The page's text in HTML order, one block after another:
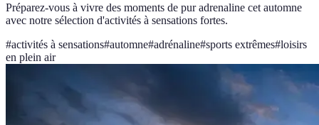
Préparez-vous à vivre des moments de pur adrenaline cet automne
avec notre sélection d'activités à sensations fortes.
#activités à sensations#automne#adrénaline#sports extrêmes#loisirs
en plein air